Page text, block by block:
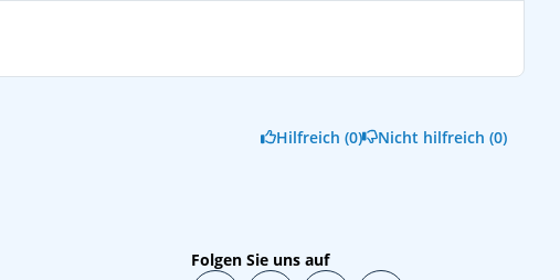
Hilfreich (0) Nicht hilfreich (0)
Folgen Sie uns auf